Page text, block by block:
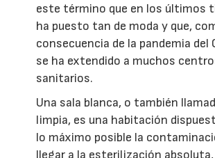
este término que en los últimos
ha puesto tan de moda y que,
consecuencia de la pandemia del
se ha extendido a muchos
sanitarios.
Una sala blanca, o también
limpia, es una habitación
lo máximo posible la